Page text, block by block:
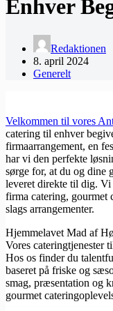
Enhver
Redaktionen
8. april 2024
Generelt
Velkommen til vores
catering til enhver
firmaarrangement, en
har vi den perfekte
sørge for, at du og dine
leveret direkte til dig. Vi
firma catering, gourmet
slags arrangementer.
Hjemmelavet Mad af
Vores cateringtjenester
Hos os finder du
baseret på friske og
smag, præsentation og
gourmet